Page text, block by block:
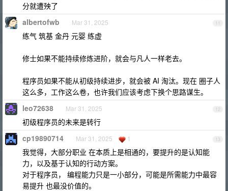
分就遭殃了
11
albertofwb Mar 31, 2025
练气 筑基 金丹 元婴 练虚
修士如果不能持续修炼进阶，就会与凡人一样老去。
程序员如果不能从初级持续进步，就会被 AI 淘汰。现在 圈子人
这么多，工作这么卷，也许我们应该考虑下换个思路谋生。
12
leo72638 Mar 31, 2025
初级程序员的未来是转行
13
cp19890714 Mar 31, 2025 1
我觉得，大部分职业 在本质上是相通的，要提升的是认知能
力，以及基于认知的行动方案。
对于程序员， 编程能力只是一小部分，可能是所需能力中最容
易提升 也最没价值的。